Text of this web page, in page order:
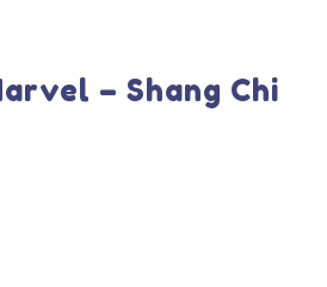
– Shang Chi